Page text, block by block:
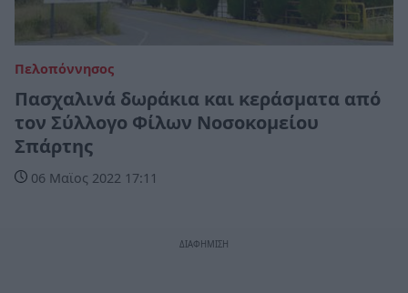
Πελοπόννησος
Πασχαλινά δωράκια και κεράσματα από
τον Σύλλογο Φίλων Νοσοκομείου
Σπάρτης
06 Μαϊος 2022 17:11